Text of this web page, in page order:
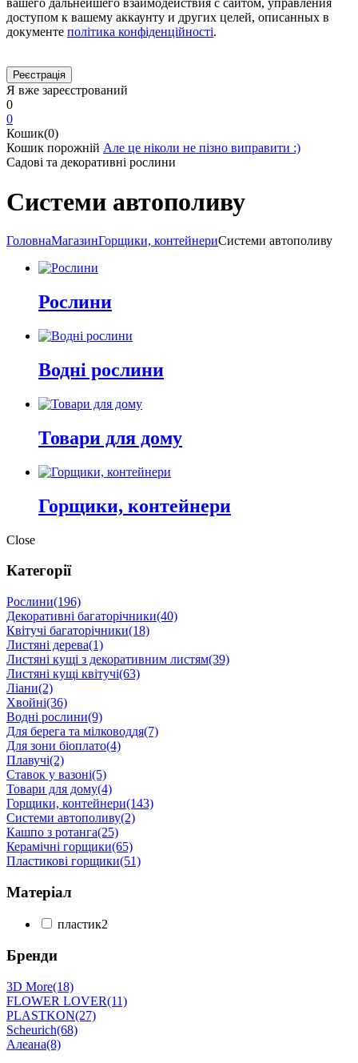
вашего дальнейшего взаимодействия с сайтом, управления
доступом к вашему аккаунту и других целей, описанных в
документе політика конфіденційності.
Я вже зареєстрований
0
0
Кошик(0)
Кошик порожній Але це ніколи не пізно виправити :)
Садові та декоративні рослини
Системи автополиву
ГоловнаМагазинГорщики, контейнериСистеми автополиву
Рослини
Водні рослини
Товари для дому
Горщики, контейнери
Close
Категорії
Рослини(196)
Декоративні багаторічники(40)
Квітучі багаторічники(18)
Листяні дерева(1)
Листяні кущі з декоративним листям(39)
Листяні кущі квітучі(63)
Ліани(2)
Хвойні(36)
Водні рослини(9)
Для берега та мілководдя(7)
Для зони біоплато(4)
Плавучі(2)
Ставок у вазоні(5)
Товари для дому(4)
Горщики, контейнери(143)
Системи автополиву(2)
Кашпо з ротанга(25)
Керамічні горщики(65)
Пластикові горщики(51)
Матеріал
пластик2
Бренди
3D More(18)
FLOWER LOVER(11)
PLASTKON(27)
Scheurich(68)
Алеана(8)